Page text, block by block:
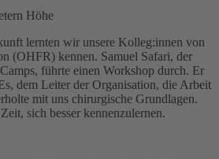
Höhe
lernten wir unsere Kolleg:innen von
(OHFR) kennen. Samuel Safari, der
führte einen Workshop durch. Er
dem Leiter der Organisation, die Arbeit
mit uns chirurgische Grundlagen.
sich besser kennenzulernen.